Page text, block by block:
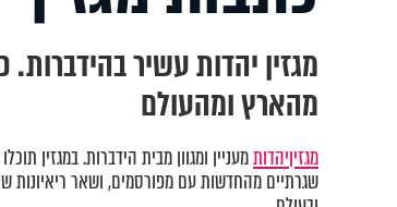
מגזין יהדות עשיר
מהארץ ומהעולם
מגזיןיהדותמעניין ומגוון מבית הידברות. במגזין
שגרתיים מהחדשות עם מפורסמים, ושאר ריאיונות